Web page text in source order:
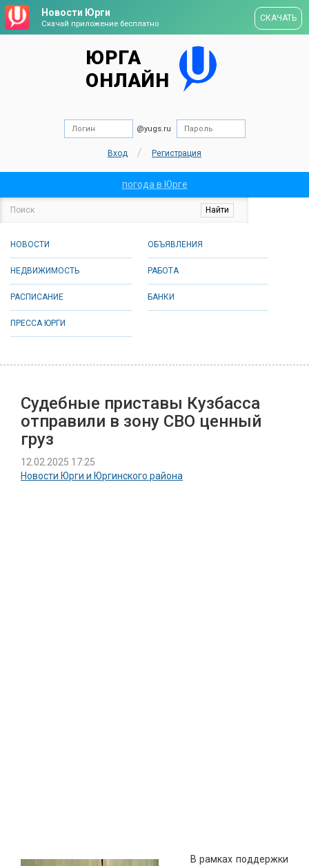
Новости Юрги
Скачай приложение бесплатно
СКАЧАТЬ
ЮРГА
ОНЛАЙН
@yugs.ru
Вход / Регистрация
погода в Юрге
НОВОСТИ ОБЪЯВЛЕНИЯ
НЕДВИЖИМОСТЬ РАБОТА
РАСПИСАНИЕ БАНКИ
ПРЕССА ЮРГИ
Судебные приставы Кузбасса
отправили в зону СВО ценный
груз
12.02.2025 17:25
Новости Юрги и Юргинского района
В рамках поддержки